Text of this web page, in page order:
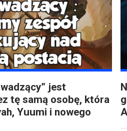
jest
tę samą osobę, która
Yuumi i nowego